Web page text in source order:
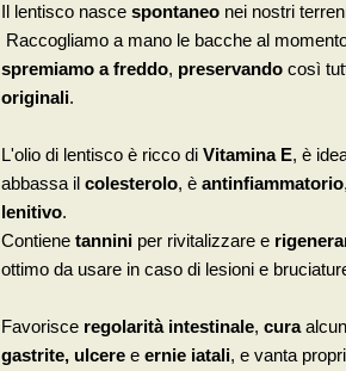
Il lentisco nasce spontaneo nei nostri
Raccogliamo a mano le bacche al
spremiamo a freddo, preservando così
originali.
L'olio di lentisco è ricco di Vitamina E, è
abbassa il colesterolo, è antinfiammatorio,
lenitivo.
Contiene tannini per rivitalizzare e
ottimo da usare in caso di lesioni e
Favorisce regolarità intestinale, cura
gastrite, ulcere e ernie iatali, e vanta